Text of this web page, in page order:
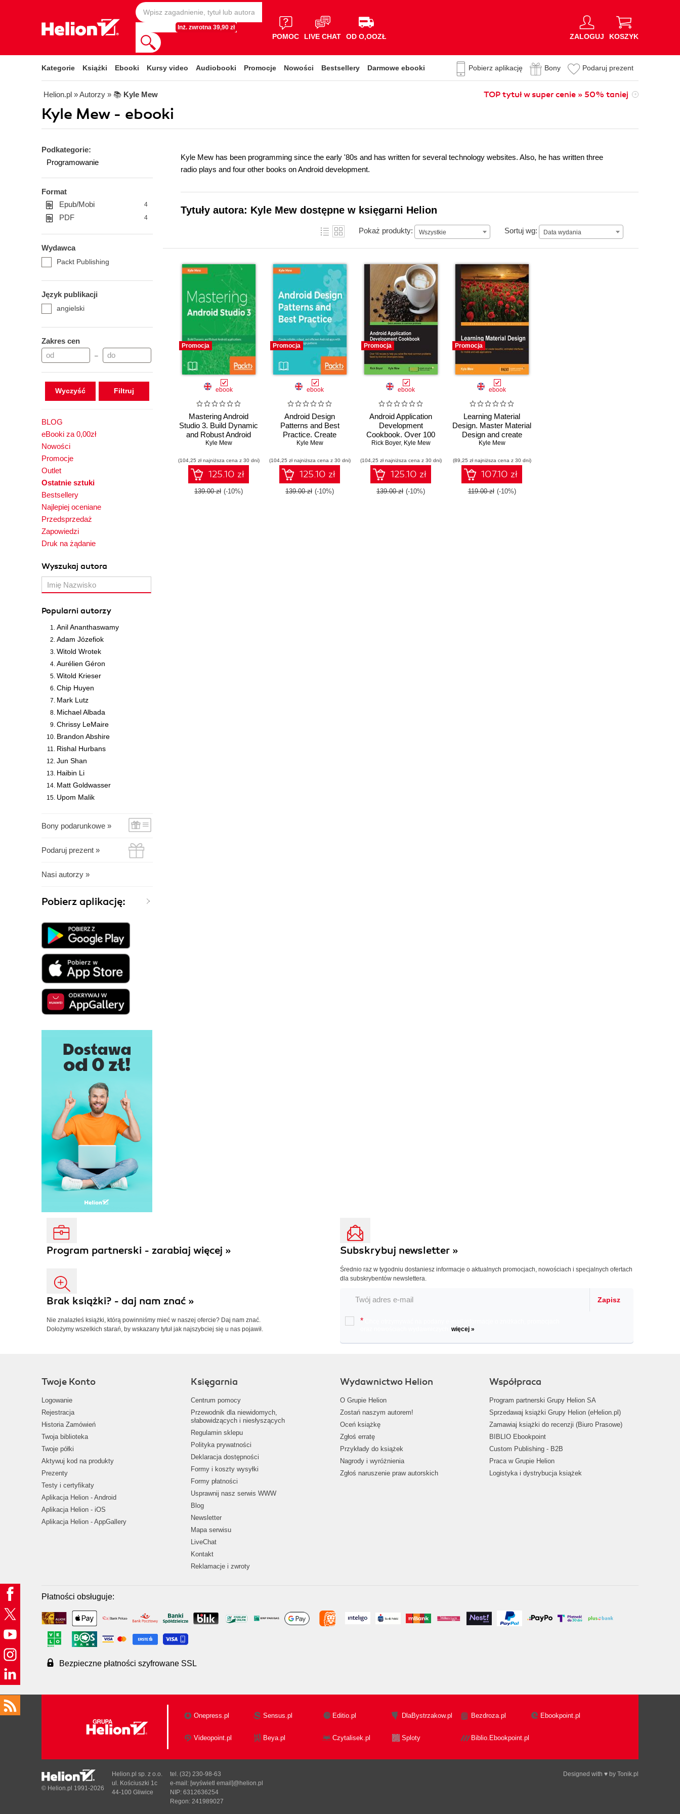
Inż. zwrotna 39,90 zł
POMOC LIVE CHAT OD O,OOZŁ ZALOGUJ KOSZYK
Kategorie Książki Ebooki Kursy video Audiobooki Promocje Nowości Bestsellery Darmowe ebooki Pobierz aplikację Bony Podaruj prezent
Helion.pl » Autorzy » 📚 Kyle Mew TOP tytuł w super cenie » 50% taniej
Kyle Mew - ebooki
Podkategorie:
Programowanie
Format
Epub/Mobi
4
PDF 4
Wydawca
Packt Publishing
Język publikacji
angielski
Zakres cen
–
Wyczyść
BLOG
eBooki za 0,00zł
Nowości
Promocje
Outlet
Ostatnie sztuki
Bestsellery
Najlepiej oceniane
Przedsprzedaż
Zapowiedzi
Druk na żądanie
Wyszukaj autora
Popularni autorzy
Anil Ananthaswamy
Adam Józefiok
Witold Wrotek
Aurélien Géron
Witold Krieser
Chip Huyen
Mark Lutz
Michael Albada
Chrissy LeMaire
Brandon Abshire
Rishal Hurbans
Jun Shan
Haibin Li
Matt Goldwasser
Upom Malik
Bony podarunkowe »
Podaruj prezent »
Nasi autorzy »
Pobierz aplikację:
Kyle Mew has been programming since the early '80s and has written for several technology websites. Also, he has written three
radio plays and four other books on Android development.
Tytuły autora: Kyle Mew dostępne w księgarni Helion
Pokaż produkty: Wszystkie Sortuj wg: Data wydania
Data wydania
Promocja
ebook
Mastering Android
Studio 3. Build Dynamic
and Robust Android
applications
Kyle Mew
(104,25 zł najniższa cena z 30 dni)
125.10 zł
139.00 zł (-10%)
Promocja
ebook
Android Design
Patterns and Best
Practice. Create
reliable, robust, and
with industry-standard
design patterns
Kyle Mew
(104,25 zł najniższa cena z 30 dni)
125.10 zł
139.00 zł (-10%)
Promocja
ebook
Android Application
Development
Cookbook. Over 100
recipes to help you
common problems
faced by Android
Developers today -
Second Edition
Rick Boyer, Kyle Mew
(104,25 zł najniższa cena z 30 dni)
125.10 zł
139.00 zł (-10%)
Promocja
ebook
Learning Material
Design. Master Material
Design and create
beautiful, animated
and web applications
Kyle Mew
(89,25 zł najniższa cena z 30 dni)
107.10 zł
119.00 zł (-10%)
Program partnerski - zarabiaj więcej »
Brak książki? - daj nam znać »
Nie znalazłeś książki, którą powinniśmy mieć w naszej ofercie? Daj nam znać.
Dołożymy wszelkich starań, by wskazany tytuł jak najszybciej się u nas pojawił.
Subskrybuj newsletter »
Średnio raz w tygodniu dostaniesz informacje o aktualnych promocjach, nowościach i specjalnych ofertach
dla subskrybentów newslettera.
Zapisz
*
więcej »
Twoje Konto
Logowanie
Rejestracja
Historia Zamówień
Twoja biblioteka
Twoje półki
Aktywuj kod na produkty
Prezenty
Testy i certyfikaty
Aplikacja Helion - Android
Aplikacja Helion - iOS
Aplikacja Helion - AppGallery
Księgarnia
Centrum pomocy
Przewodnik dla niewidomych,
słabowidzących i niesłyszących
Regulamin sklepu
Polityka prywatności
Deklaracja dostępności
Formy i koszty wysyłki
Formy płatności
Usprawnij nasz serwis WWW
Blog
Newsletter
Mapa serwisu
LiveChat
Kontakt
Reklamacje i zwroty
Wydawnictwo Helion
O Grupie Helion
Zostań naszym autorem!
Oceń książkę
Zgłoś erratę
Przykłady do książek
Nagrody i wyróżnienia
Zgłoś naruszenie praw autorskich
Współpraca
Program partnerski Grupy Helion SA
Sprzedawaj książki Grupy Helion (eHelion.pl)
Zamawiaj książki do recenzji (Biuro Prasowe)
BIBLIO Ebookpoint
Custom Publishing - B2B
Praca w Grupie Helion
Logistyka i dystrybucja książek
Płatności obsługuje:
Bezpieczne płatności szyfrowane SSL
Onepress.pl Sensus.pl Editio.pl DlaBystrzakow.pl Bezdroza.pl Ebookpoint.pl
Videopoint.pl Beya.pl Czytalisek.pl Sploty Biblio.Ebookpoint.pl
Designed with ♥ by Tonik.pl
© Helion.pl 1991-2026
Helion.pl sp. z o.o.
ul. Kościuszki 1c
44-100 Gliwice
tel. (32) 230-98-63
e-mail: [wyświetl email]@helion.pl
NIP: 6312636254
Regon: 241989027